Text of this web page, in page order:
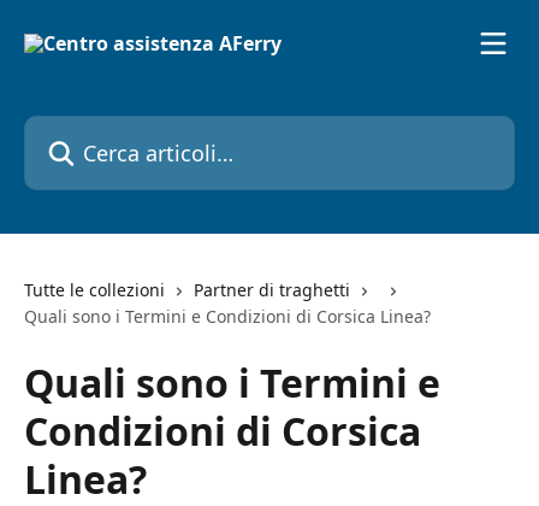
Cerca articoli…
Tutte le collezioni
Partner di traghetti
Quali sono i Termini e Condizioni di Corsica Linea?
Quali sono i Termini e
Condizioni di Corsica
Linea?